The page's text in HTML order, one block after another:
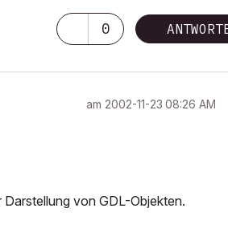
0
am ‎2002-11-23 08:26 AM
von GDL-Objekten.